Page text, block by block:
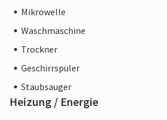
Mikrowelle
Waschmaschine
Trockner
Geschirrspüler
Staubsauger
Heizung / Energie